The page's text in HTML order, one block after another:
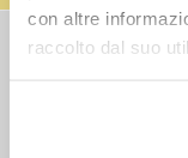
con altre
raccolto dal suo
COSTI DI